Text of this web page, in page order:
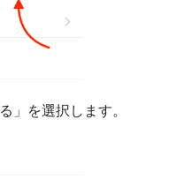
」を選択します。